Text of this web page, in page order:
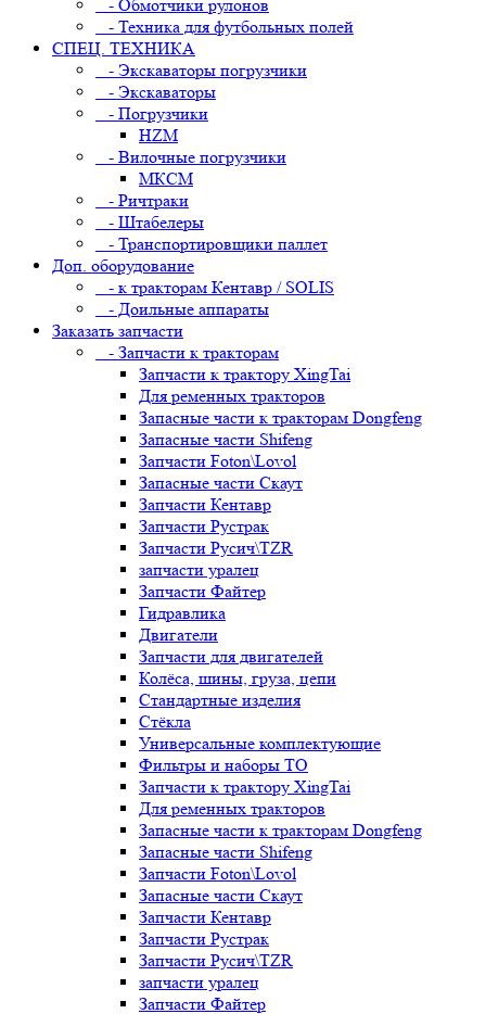
- Обмотчики рулонов
- Техника для футбольных полей
СПЕЦ. ТЕХНИКА
- Экскаваторы погрузчики
- Экскаваторы
- Погрузчики
HZM
- Вилочные погрузчики
МКСМ
- Ричтраки
- Штабелеры
- Транспортировщики паллет
Доп. оборудование
- к тракторам Кентавр / SOLIS
- Доильные аппараты
Заказать запчасти
- Запчасти к тракторам
Запчасти к трактору XingTai
Для ременных тракторов
Запасные части к тракторам Dongfeng
Запасные части Shifeng
Запчасти Foton\Lovol
Запасные части Скаут
Запчасти Кентавр
Запчасти Рустрак
Запчасти Русич\TZR
запчасти уралец
Запчасти Файтер
Гидравлика
Двигатели
Запчасти для двигателей
Колёса, шины, груза, цепи
Стандартные изделия
Стёкла
Универсальные комплектующие
Фильтры и наборы ТО
Запчасти к трактору XingTai
Для ременных тракторов
Запасные части к тракторам Dongfeng
Запасные части Shifeng
Запчасти Foton\Lovol
Запасные части Скаут
Запчасти Кентавр
Запчасти Рустрак
Запчасти Русич\TZR
запчасти уралец
Запчасти Файтер